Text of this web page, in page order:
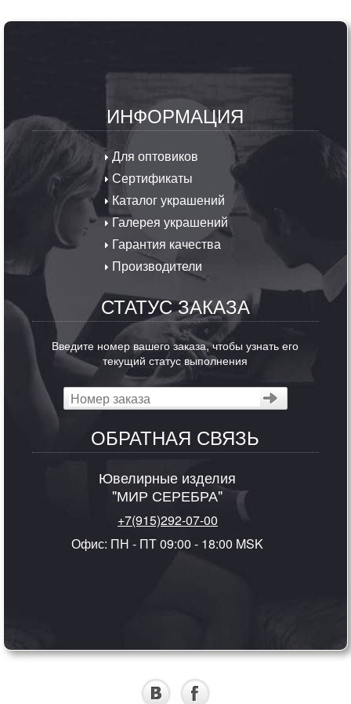
ИНФОРМАЦИЯ
Для оптовиков
Сертификаты
Каталог украшений
Галерея украшений
Гарантия качества
Производители
СТАТУС ЗАКАЗА
Введите номер вашего заказа, чтобы узнать его
текущий статус выполнения
ОБРАТНАЯ СВЯЗЬ
Ювелирные изделия
"МИР СЕРЕБРА"
+7(915)292-07-00
Офис: ПН - ПТ 09:00 - 18:00 MSK